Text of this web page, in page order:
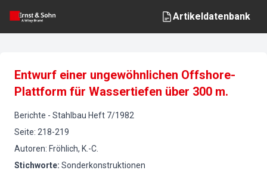
Artikeldatenbank
Entwurf einer ungewöhnlichen Offshore-
Plattform für Wassertiefen über 300 m.
Berichte - Stahlbau Heft 7/1982
Seite: 218-219
Autoren: Fröhlich, K.-C.
Stichworte: Sonderkonstruktionen